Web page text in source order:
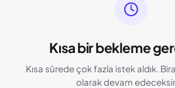
Kısa bir bekleme
Kısa sürede çok fazla istek aldık.
olarak devam